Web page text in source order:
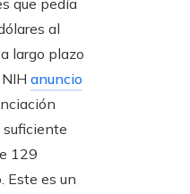
que pedía
al
largo plazo
anuncio
suficiente
129
Este es un